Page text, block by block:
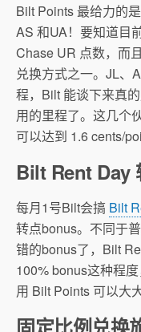
Bilt Points 最给力的
AS 和UA！要知道目
Chase UR 点数，而
兑换方式之一。JL、
程，Bilt 能谈下来真
用的里程了。这几个
可以达到 1.6 cents/
Bilt Rent Day
每月1号Bilt会搞 Bilt
转点bonus。不同于
错的bonus了，Bilt
100% bonus这种程
用 Bilt Points 可以大
固定比例兑换